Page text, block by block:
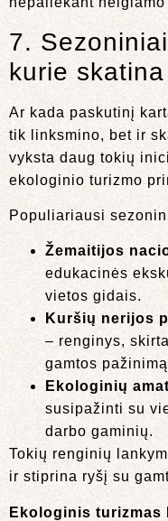
7.
kurie
Ar kada paskutinį
tik linksmino, bet ir
vyksta daug tokių
ekologinio turizmo
Populiariausi
Žemaitijos
edukacinės
vietos gidais.
Kuršių nerijos
– renginys,
gamtos
Ekologinių
susipažinti su
darbo gaminių.
Tokių renginių
ir stiprina ryšį su
Ekologinis turizmas